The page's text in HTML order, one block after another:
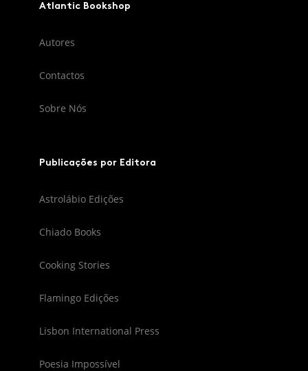
Atlantic Bookshop
Autores
Contactos
Sobre Nós
Publicações por Editora
Astrolábio Edições
Chiado Books
Cooking Stories
Flamingo Edições
Lisbon International Press
Poesia Impossível